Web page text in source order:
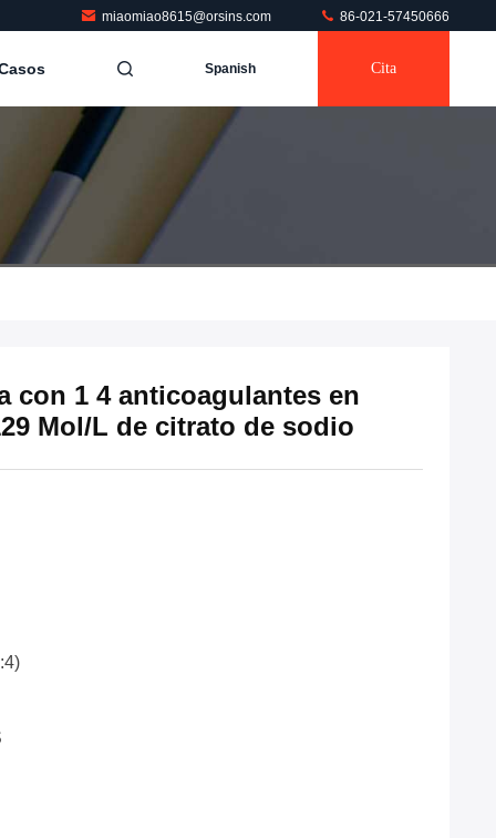
miaomiao8615@orsins.com 86-021-57450666
Spanish Cita
con 1 4 anticoagulantes en
Mol/L de citrato de sodio